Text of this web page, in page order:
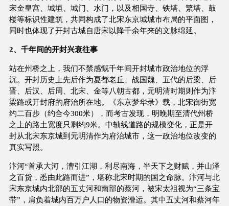
宋金皇宫、城垣、城门、水门，以及相国寺、铁塔、繁塔、鼓
楼等标识性建筑，共同构成了北宋东京城城市布局的平面图，
同时也体现了开封古城自唐宋以降千余年来的文脉绵延。
2、千年间的开封兴衰往事
站在州桥之上，我们不禁感慨千年间开封城市政治地位的浮
沉。开封历史上先后作为夏都老丘、战国魏、五代的后梁、后
晋、后汉、后周、北宋、金等八朝古都，元明清时期则作为汴
梁路或开封府的府治所在地。《东京梦华录》载，北宋御街宽
约二百步（约合今300米），而考古发现，明晚期至清代州桥
之上的路土宽度只剩约9米。中轴线道路的规模变化，正是开
封从北宋东京城到元明清作为府治城市，这一政治地位改变的
真实写照。
汴河“首承大河，漕引江湖，利尽南海，半天下之财赋，并山泽
之百货，悉由此路而进”，堪称北宋时期的国之命脉。汴河与北
宋东京城内北部的五丈河和南部的蔡河，被宋太祖视为“三条宝
带”，肩负着城内百万户人口的物资漕运。其中五丈河和蔡河年